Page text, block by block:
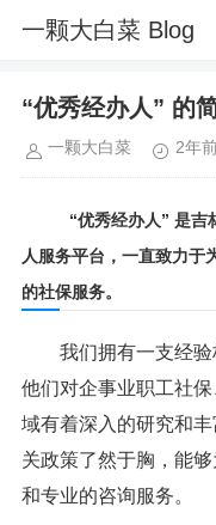
一颗大白菜 Blog
“优秀经办人” 的
一颗大白菜 2年
“优秀经办人” 是吉
人服务平台，一直致力于
的社保服务。
我们拥有一支经
他们对企事业职工社
域有着深入的研究和
关政策了然于胸，能
和专业的咨询服务。